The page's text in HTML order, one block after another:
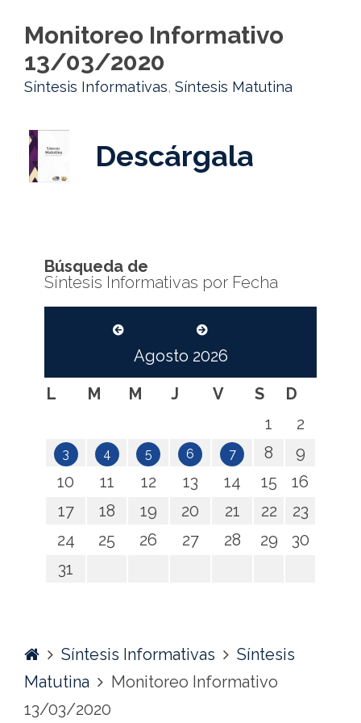
Monitoreo Informativo
13/03/2020
Síntesis Informativas, Síntesis Matutina
Descárgala
Búsqueda de
Síntesis Informativas por Fecha
Agosto 2026
L
M M J V S
D
1
2
3 4 5 6 7 8
9
10
11 12 13 14 15
16
17
18 19 20 21 22
23
24
25 26 27 28 29
30
31
HomeSíntesis Informativas
Síntesis
Matutina
Monitoreo Informativo
13/03/2020